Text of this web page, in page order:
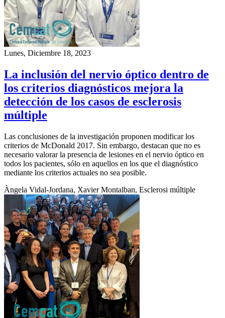
Lunes, Diciembre 18, 2023
La inclusión del nervio óptico dentro de
los criterios diagnósticos mejora la
detección de los casos de esclerosis
múltiple
Las conclusiones de la investigación proponen modificar los
criterios de McDonald 2017. Sin embargo, destacan que no es
necesario valorar la presencia de lesiones en el nervio óptico en
todos los pacientes, sólo en aquellos en los que el diagnóstico
mediante los criterios actuales no sea posible.
Àngela Vidal-Jordana, Xavier Montalban, Esclerosi múltiple